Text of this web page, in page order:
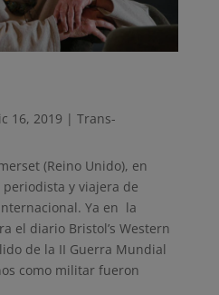
16, 2019 | Trans-
(Reino Unido), en
y viajera de
Ya en la
el diario Bristol’s Western
de la II Guerra Mundial
como militar fueron